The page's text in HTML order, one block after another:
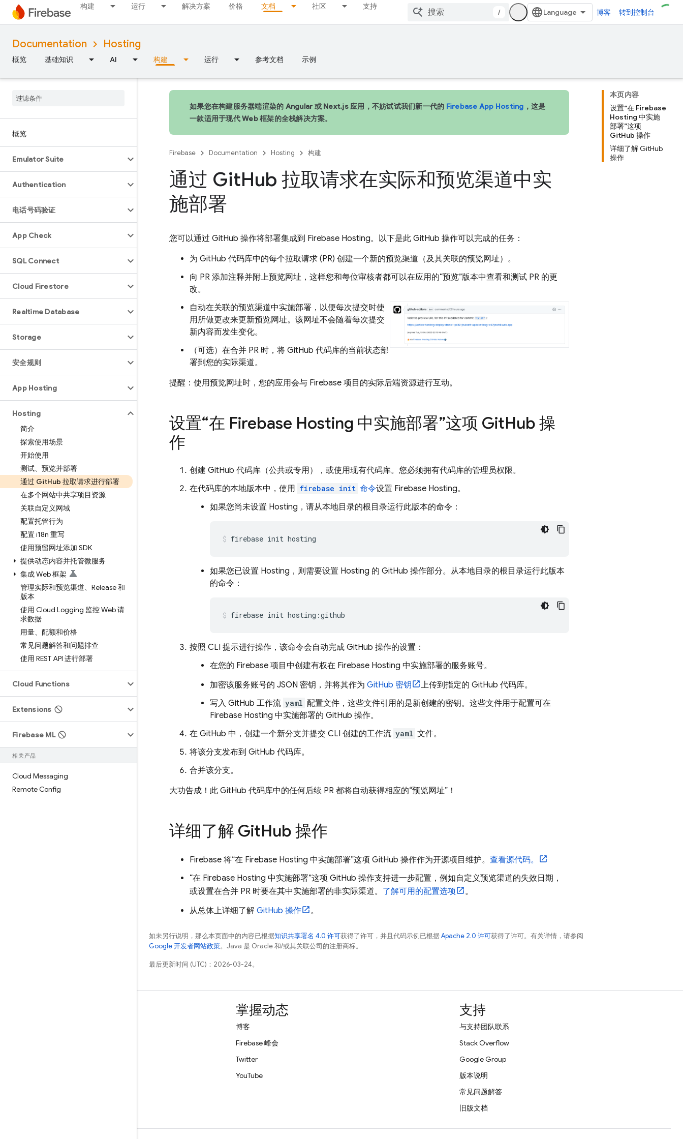
构建 运行 解决方案 价格 文档 社区 支持
/ 博客 转到控制台
Documentation Hosting
概览 基础知识 AI 构建 运行 参考文档 示例
概览
Emulator Suite
Authentication
电话号码验证
App Check
SQL Connect
Cloud Firestore
Realtime Database
Storage
安全规则
App Hosting
Hosting
简介
探索使用场景
开始使用
测试、预览并部署
通过 GitHub 拉取请求进行部署
在多个网站中共享项目资源
关联自定义网域
配置托管行为
配置 i18n 重写
使用预留网址添加 SDK
提供动态内容并托管微服务
集成 Web 框架
管理实际和预览渠道、Release 和
版本
使用 Cloud Logging 监控 Web 请
求数据
用量、配额和价格
常见问题解答和问题排查
使用 REST API 进行部署
Cloud Functions
Extensions
Firebase ML
相关产品
Cloud Messaging
Remote Config
本页内容
设置“在 Firebase
Hosting 中实施
部署”这项
GitHub 操作
详细了解 GitHub
操作
如果您在构建服务器端渲染的 Angular 或 Next.js 应用，不妨试试我们新一代的 Firebase App Hosting ，这是
一款适用于现代 Web 框架的全栈解决方案。
Firebase Documentation Hosting 构建
通过 GitHub 拉取请求在实际和预览渠道中实
施部署
您可以通过 GitHub 操作将部署集成到 Firebase Hosting。以下是此 GitHub 操作可以完成的任务：
为 GitHub 代码库中的每个拉取请求 (PR) 创建一个新的预览渠道（及其关联的预览网址）。
向 PR 添加注释并附上预览网址，这样您和每位审核者都可以在应用的“预览”版本中查看和测试 PR 的更
改。
自动在关联的预览渠道中实施部署，以便每次提交时使
用所做更改来更新预览网址。该网址不会随着每次提交
新内容而发生变化。
（可选）在合并 PR 时，将 GitHub 代码库的当前状态部
署到您的实际渠道。
提醒：使用预览网址时，您的应用会与 Firebase 项目的实际后端资源进行互动。
设置“在 Firebase Hosting 中实施部署”这项 GitHub 操
作
创建 GitHub 代码库（公共或专用），或使用现有代码库。您必须拥有代码库的管理员权限。
在代码库的本地版本中，使用 firebase init 命令设置 Firebase Hosting。
如果您尚未设置 Hosting ，请从本地目录的根目录运行此版本的命令：
firebase init hosting
如果您已设置 Hosting ，则需要设置 Hosting 的 GitHub 操作部分。从本地目录的根目录运行此版本
的命令：
firebase init hosting:github
按照 CLI 提示进行操作，该命令会自动完成 GitHub 操作的设置：
在您的 Firebase 项目中创建有权在 Firebase Hosting 中实施部署的服务账号。
加密该服务账号的 JSON 密钥，并将其作为 GitHub 密钥
上传到指定的 GitHub 代码库。
写入 GitHub 工作流 yaml 配置文件，这些文件引用的是新创建的密钥。这些文件用于配置可在
Firebase Hosting 中实施部署的 GitHub 操作。
在 GitHub 中，创建一个新分支并提交 CLI 创建的工作流 yaml 文件。
将该分支发布到 GitHub 代码库。
合并该分支。
大功告成！此 GitHub 代码库中的任何后续 PR 都将自动获得相应的“预览网址”！
详细了解 GitHub 操作
Firebase 将“在 Firebase Hosting 中实施部署”这项 GitHub 操作作为开源项目维护。 查看源代码。
“在 Firebase Hosting 中实施部署”这项 GitHub 操作支持进一步配置，例如自定义预览渠道的失效日期，
或设置在合并 PR 时要在其中实施部署的非实际渠道。 了解可用的配置选项
。
从总体上详细了解 GitHub 操作 。
如未另行说明，那么本页面中的内容已根据知识共享署名 4.0 许可获得了许可，并且代码示例已根据Apache 2.0 许可获得了许可。有关详情，请参阅
Google 开发者网站政策。Java 是 Oracle 和/或其关联公司的注册商标。
最后更新时间 (UTC)：2026-03-24。
掌握动态
博客
Firebase 峰会
Twitter
YouTube
支持
与支持团队联系
Stack Overflow
Google Group
版本说明
常见问题解答
旧版文档